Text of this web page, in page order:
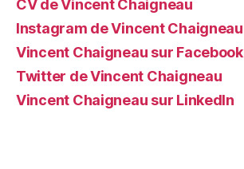
CV de Vincent Chaigneau
Instagram de Vincent Chaigneau
Vincent Chaigneau sur Facebook
Twitter de Vincent Chaigneau
Vincent Chaigneau sur LinkedIn